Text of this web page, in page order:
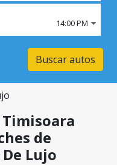
14:00 PM
Buscar autos
de
Lujo